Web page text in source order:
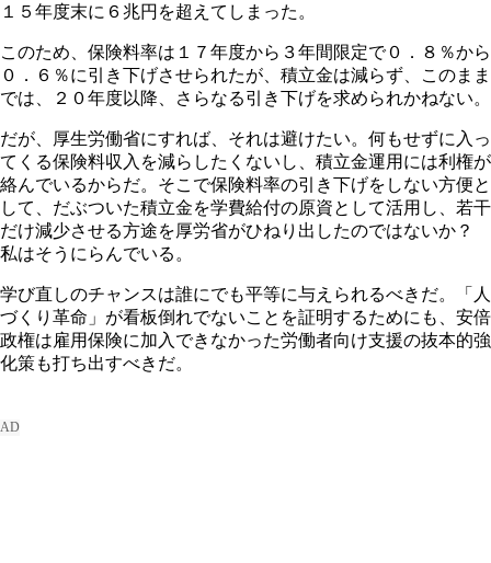
１５年度末に６兆円を超えてしまった。
このため、保険料率は１７年度から３年間限定で０．８％から
０．６％に引き下げさせられたが、積立金は減らず、このまま
では、２０年度以降、さらなる引き下げを求められかねない。
だが、厚生労働省にすれば、それは避けたい。何もせずに入っ
てくる保険料収入を減らしたくないし、積立金運用には利権が
絡んでいるからだ。そこで保険料率の引き下げをしない方便と
して、だぶついた積立金を学費給付の原資として活用し、若干
だけ減少させる方途を厚労省がひねり出したのではないか？
私はそうにらんでいる。
学び直しのチャンスは誰にでも平等に与えられるべきだ。「人
づくり革命」が看板倒れでないことを証明するためにも、安倍
政権は雇用保険に加入できなかった労働者向け支援の抜本的強
化策も打ち出すべきだ。